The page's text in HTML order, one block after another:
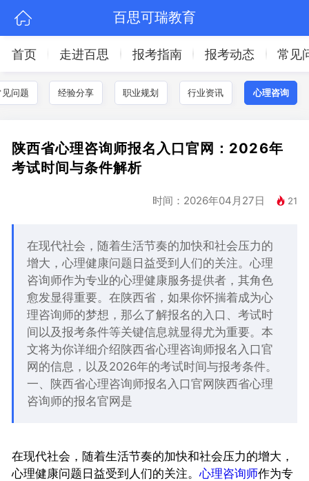
百思可瑞教育
首页 走进百思 报考指南 报考动态 常见
见问题 经验分享 职业规划 行业资讯 心理咨询
陕西省心理咨询师报名入口官网：2026年
考试时间与条件解析
时间：2026年04月27日 21
在现代社会，随着生活节奏的加快和社会压力的
增大，心理健康问题日益受到人们的关注。心理
咨询师作为专业的心理健康服务提供者，其角色
愈发显得重要。在陕西省，如果你怀揣着成为心
理咨询师的梦想，那么了解报名的入口、考试时
间以及报考条件等关键信息就显得尤为重要。本
文将为你详细介绍陕西省心理咨询师报名入口官
网的信息，以及2026年的考试时间与报考条件。
一、陕西省心理咨询师报名入口官网陕西省心理
咨询师的报名官网是
在现代社会，随着生活节奏的加快和社会压力的增大，
心理健康问题日益受到人们的关注。心理咨询师作为专